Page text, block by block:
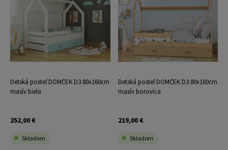
Detská posteľ DOMČEK D3 80x160cm
masív biela
252,00 €
Skladom
Detská posteľ DOMČEK D3 80x160cm
masív borovica
219,00 €
Skladom